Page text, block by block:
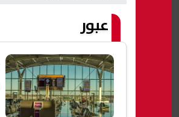
عبور